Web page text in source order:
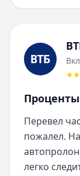
Перевел
пожалел.
легко